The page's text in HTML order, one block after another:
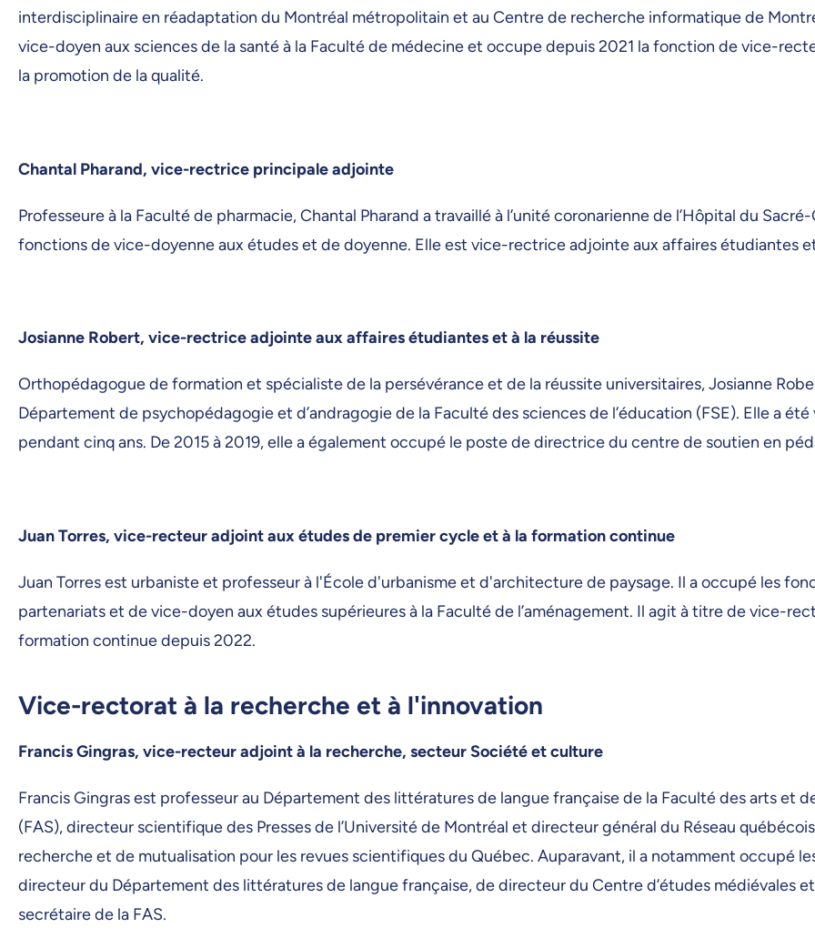
interdisciplinaire en réadaptation du Montréal métropolitain et au Centre de recherche informatique de
vice-doyen aux sciences de la santé à la Faculté de médecine et occupe depuis 2021 la fonction de vice-
la promotion de la qualité.
Chantal Pharand, vice-rectrice principale adjointe
Professeure à la Faculté de pharmacie, Chantal Pharand a travaillé à l’unité coronarienne de l’Hôpital du
fonctions de vice-doyenne aux études et de doyenne. Elle est vice-rectrice adjointe aux affaires étudiantes
Josianne Robert, vice-rectrice adjointe aux affaires étudiantes et à la réussite
Orthopédagogue de formation et spécialiste de la persévérance et de la réussite universitaires, Josianne
Département de psychopédagogie et d’andragogie de la Faculté des sciences de l’éducation (FSE). Elle a
pendant cinq ans. De 2015 à 2019, elle a également occupé le poste de directrice du centre de soutien en
Juan Torres, vice-recteur adjoint aux études de premier cycle et à la formation continue
Juan Torres est urbaniste et professeur à l'École d'urbanisme et d'architecture de paysage. Il a occupé les
partenariats et de vice-doyen aux études supérieures à la Faculté de l’aménagement. Il agit à titre de vice-
formation continue depuis 2022.
Vice-rectorat à la recherche et à l'innovation
Francis Gingras, vice-recteur adjoint à la recherche, secteur Société et culture
Francis Gingras est professeur au Département des littératures de langue française de la Faculté des arts et
(FAS), directeur scientifique des Presses de l’Université de Montréal et directeur général du Réseau
recherche et de mutualisation pour les revues scientifiques du Québec. Auparavant, il a notamment occupé
directeur du Département des littératures de langue française, de directeur du Centre d’études médiévales
secrétaire de la FAS.